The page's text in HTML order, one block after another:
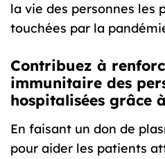
la vie des personnes les
touchées par la
Contribuez à
immunitaire des
hospitalisées grâce
En faisant un don de
pour aider les patients